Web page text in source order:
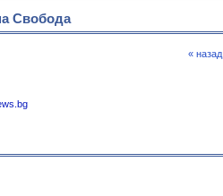
Свобода
« назад